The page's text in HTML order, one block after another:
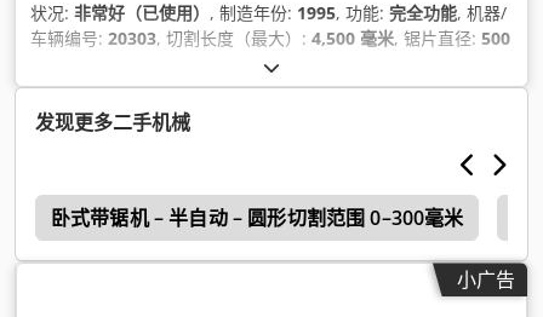
状况: 非常好（已使用） , 制造年份: 1995, 功能: 完全功能, 机器/
车辆编号: 20303, 切割长度（最大）: 4,500 毫米, 锯片直径: 500
发现更多二手机械
卧式带锯机 – 半自动 – 圆形切割范围 0–300毫米
小广告